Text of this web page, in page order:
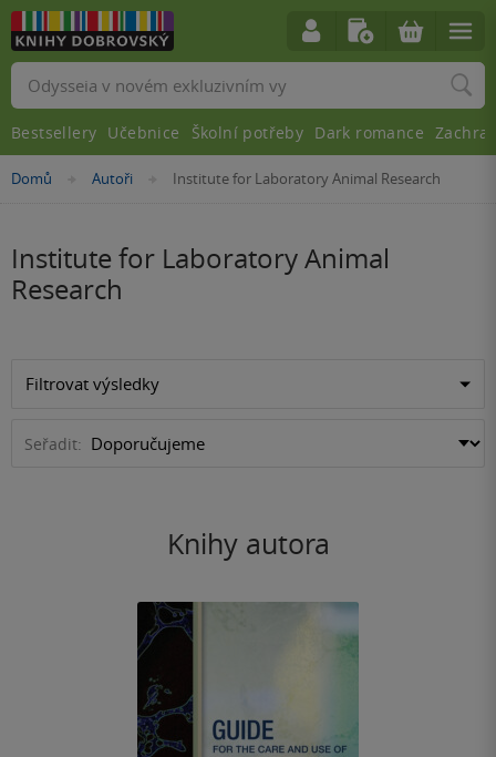
Nacházíte
Domů »Autoři »
Institute for Laboratory Animal Research
Institute for Laboratory Animal
Research
Filtrovat výsledky
Seřadit:
Knihy autora
Vyhledávání
Bestsellery Učebnice Školní potřeby Dark romance